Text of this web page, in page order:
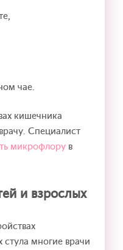
чае.
кишечника
Специалист
микрофлору в
и взрослых
многие врачи